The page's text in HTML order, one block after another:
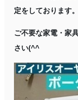
定をしております。
ご不要な家電・家
さい(^^